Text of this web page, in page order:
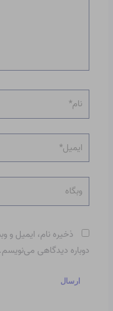
نام*
وبگاه
ذخیره نام، ایمیل و
دوباره دیدگاهی می‌نویسم.